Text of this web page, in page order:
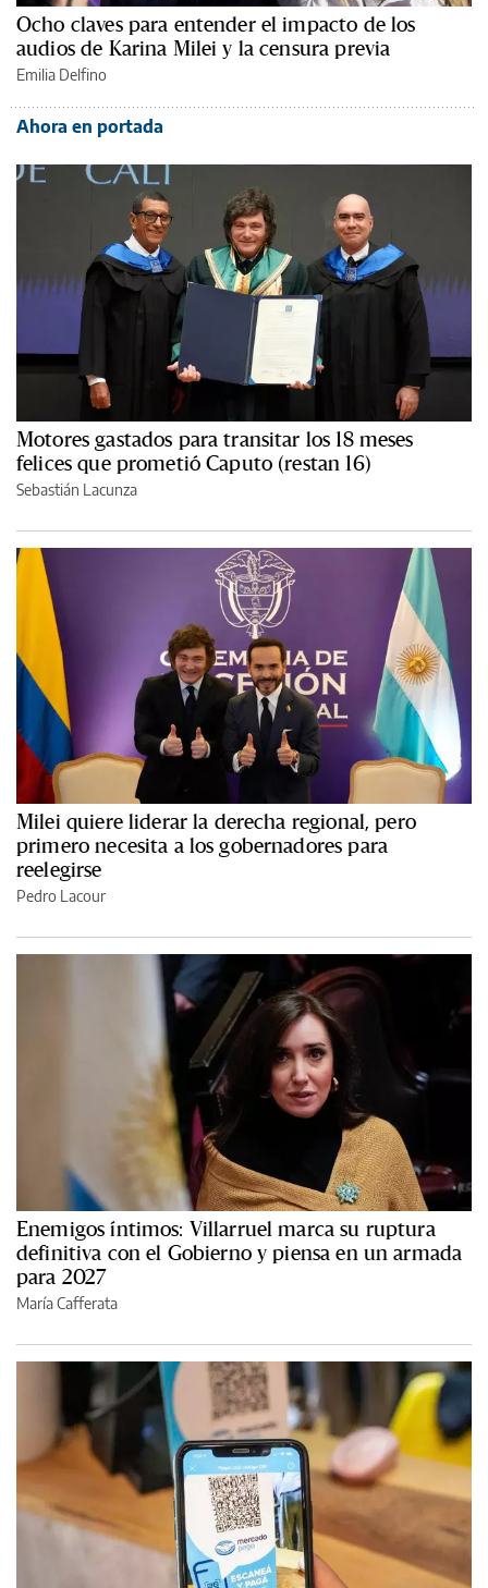
Ocho claves para entender el impacto de los
audios de Karina Milei y la censura previa
Emilia Delfino
Ahora en portada
Motores gastados para transitar los 18 meses
felices que prometió Caputo (restan 16)
Sebastián Lacunza
Milei quiere liderar la derecha regional, pero
primero necesita a los gobernadores para
reelegirse
Pedro Lacour
Enemigos íntimos: Villarruel marca su ruptura
definitiva con el Gobierno y piensa en un armada
para 2027
María Cafferata